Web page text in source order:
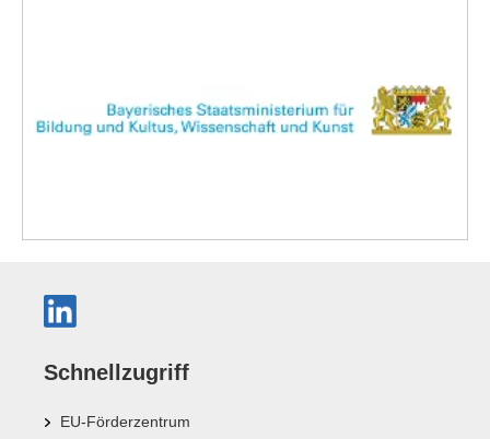
Schnellzugriff
EU-Förderzentrum